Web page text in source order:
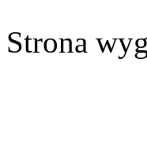
Strona